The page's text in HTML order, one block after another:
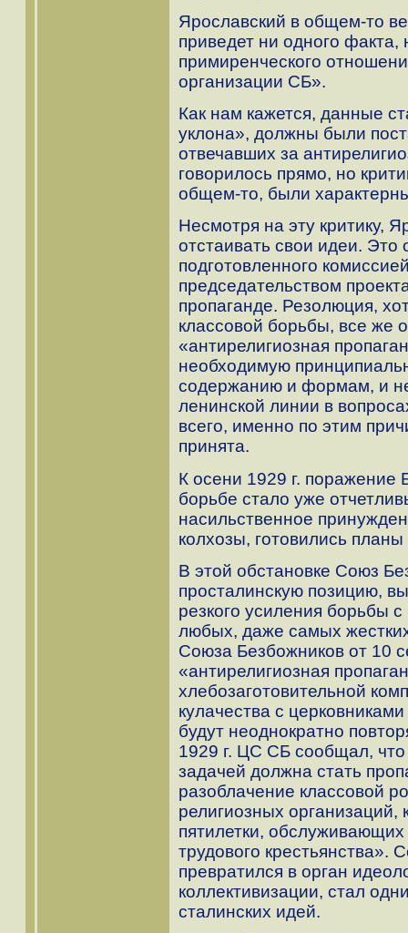
Ярославский в общем-то
приведет ни одного факта,
примиренческого
организации СБ».
Как нам кажется, данные
уклона», должны были
отвечавших за
говорилось прямо, но
общем-то, были
Несмотря на эту критику,
отстаивать свои идеи.
подготовленного
председательством
пропаганде. Резолюция,
классовой борьбы, все же
«антирелигиозная
необходимую
содержанию и формам, и
ленинской линии в
всего, именно по этим
принята.
К осени 1929 г. поражение
борьбе стало уже
насильственное
колхозы, готовились
В этой обстановке Союз
просталинскую позицию,
резкого усиления борьбы
любых, даже самых
Союза Безбожников от 10
«антирелигиозная
хлебозаготовительной
кулачества с
будут неоднократно
1929 г. ЦС СБ сообщал,
задачей должна стать
разоблачение классовой
религиозных
пятилетки, обслуживающих
трудового
превратился в орган
коллективизации, стал
сталинских идей.